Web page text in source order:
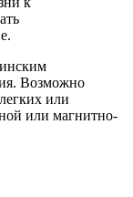
Возможно
или
или магнитно-